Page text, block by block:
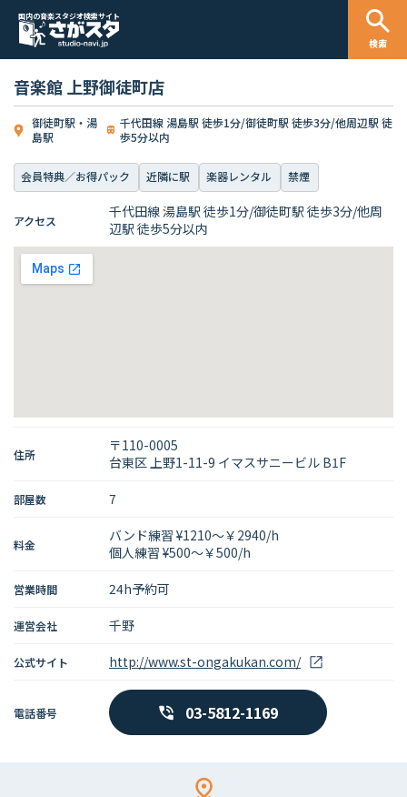
国内の音楽スタジオ検索サイト
検索
音楽館 上野御徒町店
御徒町駅・湯
島駅
千代田線 湯島駅 徒歩1分/御徒町駅 徒歩3分/他周辺駅 徒
歩5分以内
会員特典／お得パック 近隣に駅 楽器レンタル 禁煙
アクセス
千代田線 湯島駅 徒歩1分/御徒町駅 徒歩3分/他周
辺駅 徒歩5分以内
住所
〒110-0005
台東区 上野1-11-9 イマスサニービル B1F
部屋数 7
料金
バンド練習 ¥1210～￥2940/h
個人練習 ¥500～￥500/h
営業時間 24h予約可
運営会社 千野
公式サイト http://www.st-ongakukan.com/
電話番号 03-5812-1169